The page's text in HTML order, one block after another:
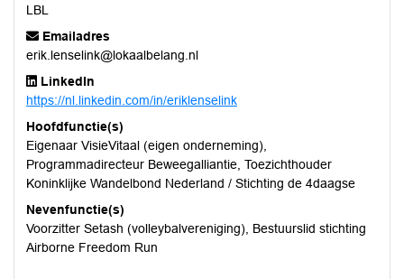
LBL
Emailadres
erik.lenselink@lokaalbelang.nl
LinkedIn
https://nl.linkedin.com/in/eriklenselink
Hoofdfunctie(s)
Eigenaar VisieVitaal (eigen onderneming),
Programmadirecteur Beweegalliantie, Toezichthouder
Koninklijke Wandelbond Nederland / Stichting de 4daagse
Nevenfunctie(s)
Voorzitter Setash (volleybalvereniging), Bestuurslid stichting
Airborne Freedom Run